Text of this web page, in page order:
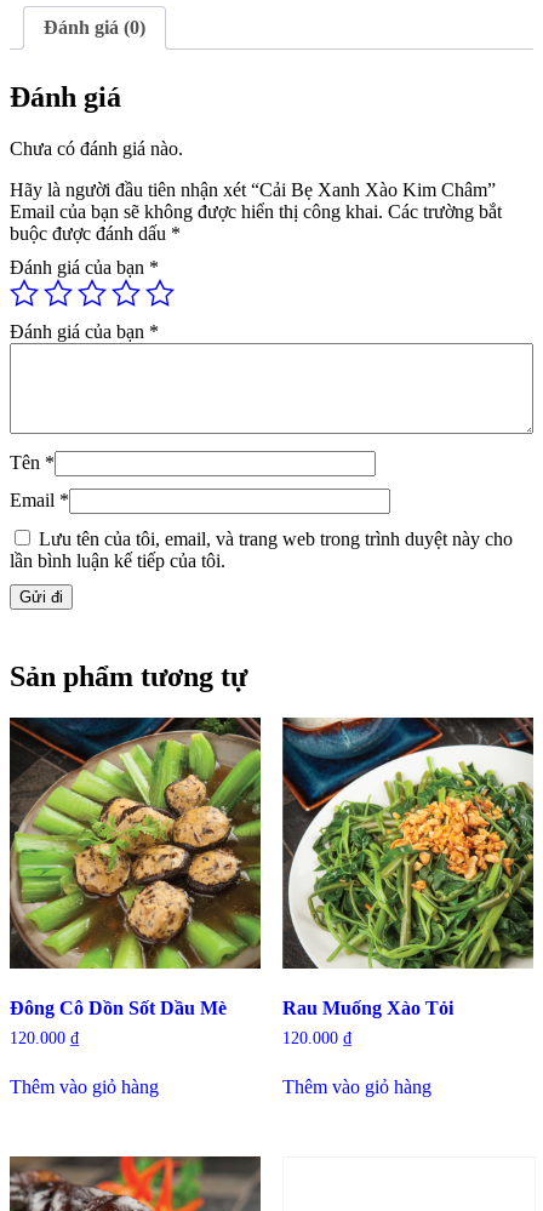
lượng
Đánh giá (0)
Đánh giá
Chưa có đánh giá nào.
Hãy là người đầu tiên nhận xét “Cải Bẹ Xanh Xào Kim Châm”
Email của bạn sẽ không được hiển thị công khai. Các trường bắt
buộc được đánh dấu *
Đánh giá của bạn *
Đánh giá của bạn *
Tên *
Email *
Lưu tên của tôi, email, và trang web trong trình duyệt này cho
lần bình luận kế tiếp của tôi.
Sản phẩm tương tự
Đông Cô Dồn Sốt Dầu Mè
120.000 ₫
Thêm vào giỏ hàng
Rau Muống Xào Tỏi
120.000 ₫
Thêm vào giỏ hàng